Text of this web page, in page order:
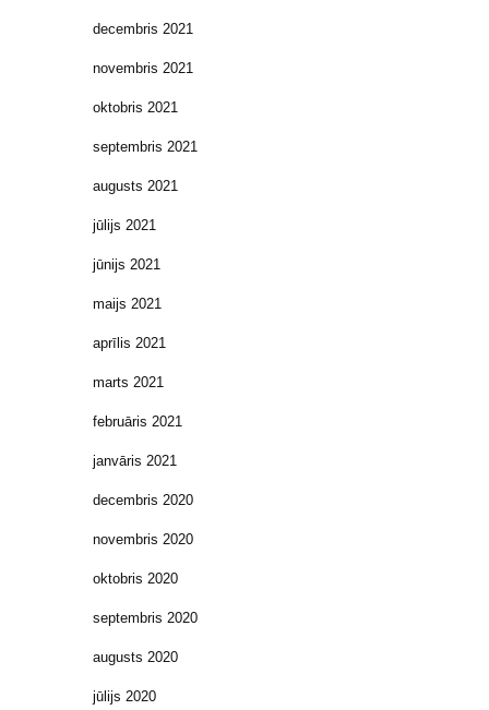
decembris 2021
novembris 2021
oktobris 2021
septembris 2021
augusts 2021
jūlijs 2021
jūnijs 2021
maijs 2021
aprīlis 2021
marts 2021
februāris 2021
janvāris 2021
decembris 2020
novembris 2020
oktobris 2020
septembris 2020
augusts 2020
jūlijs 2020